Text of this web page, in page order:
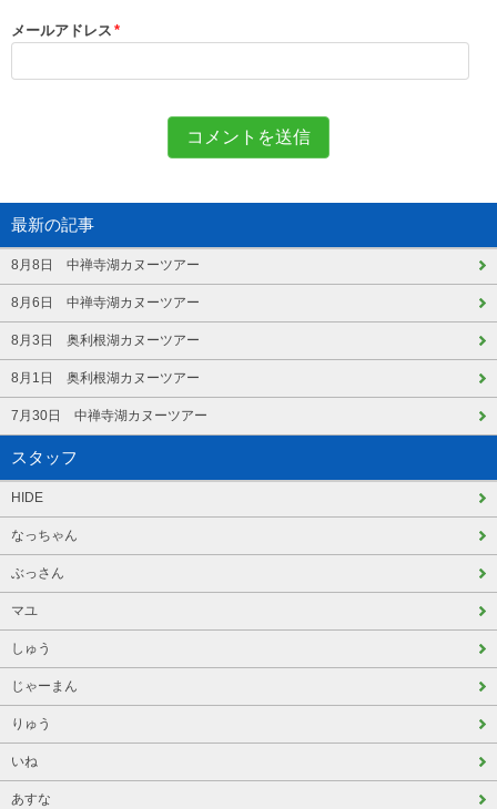
メールアドレス *
最新の記事
8月8日 中禅寺湖カヌーツアー
8月6日 中禅寺湖カヌーツアー
8月3日 奥利根湖カヌーツアー
8月1日 奥利根湖カヌーツアー
7月30日 中禅寺湖カヌーツアー
スタッフ
HIDE
なっちゃん
ぶっさん
マユ
しゅう
じゃーまん
りゅう
いね
あすな